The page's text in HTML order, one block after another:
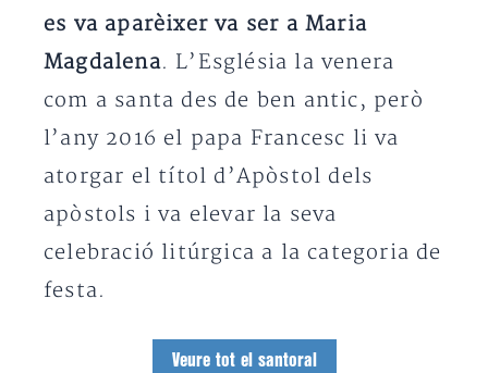
es va aparèixer va ser a Maria
Magdalena. L’Església la venera
com a santa des de ben antic, però
l’any 2016 el papa Francesc li va
atorgar el títol d’Apòstol dels
apòstols i va elevar la seva
celebració litúrgica a la categoria de
festa.
Veure tot el santoral